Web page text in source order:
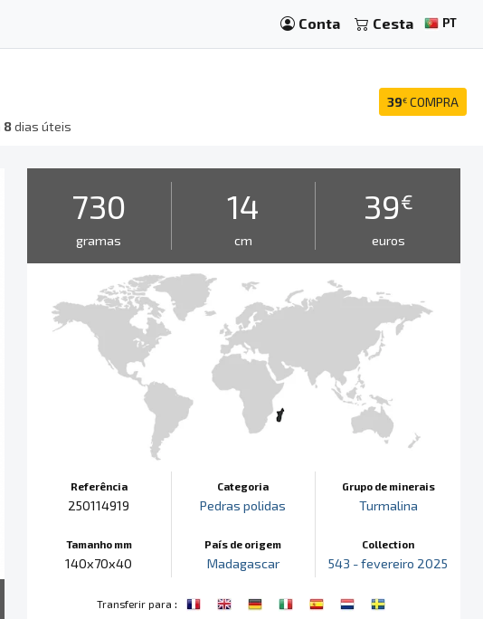
Conta Cesta PT
39€ COMPRA
8dias úteis
730
gramas
14
cm
39€
euros
Referência
250114919
Tamanho mm
140x70x40
Categoria
Pedras polidas
País de origem
Madagascar
Grupo de minerais
Turmalina
Collection
543 - fevereiro 2025
Transferir para :